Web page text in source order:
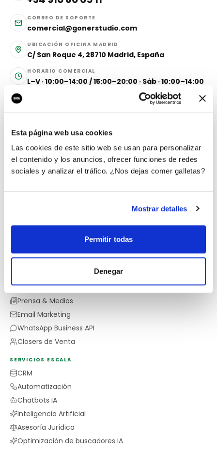
Esta página web usa cookies
Las cookies de este sitio web se usan para personalizar
el contenido y los anuncios, ofrecer funciones de redes
sociales y analizar el tráfico. ¿Nos dejas comer galletas?
Mostrar detalles
Permitir todas
Denegar
CORREO DE SOPORTE
comercial@gonerstudio.com
UBICACIÓN OFICINA MADRID
C/ San Roque 4, 28710 Madrid, España
HORARIO COMERCIAL
L–V · 10:00–14:00 / 15:00–20:00 · Sáb · 10:00–14:00
Estado del sistema
SERVICIOS
SERVICIOS PRESENCIA
Webs & Apps
Google Business Profile
SERVICIOS CRECIMIENTO
Marketing Digital
Prensa & Medios
Email Marketing
WhatsApp Business API
Closers de Venta
SERVICIOS ESCALA
CRM
Automatización
Chatbots IA
Inteligencia Artificial
Asesoría Jurídica
Optimización de buscadores IA